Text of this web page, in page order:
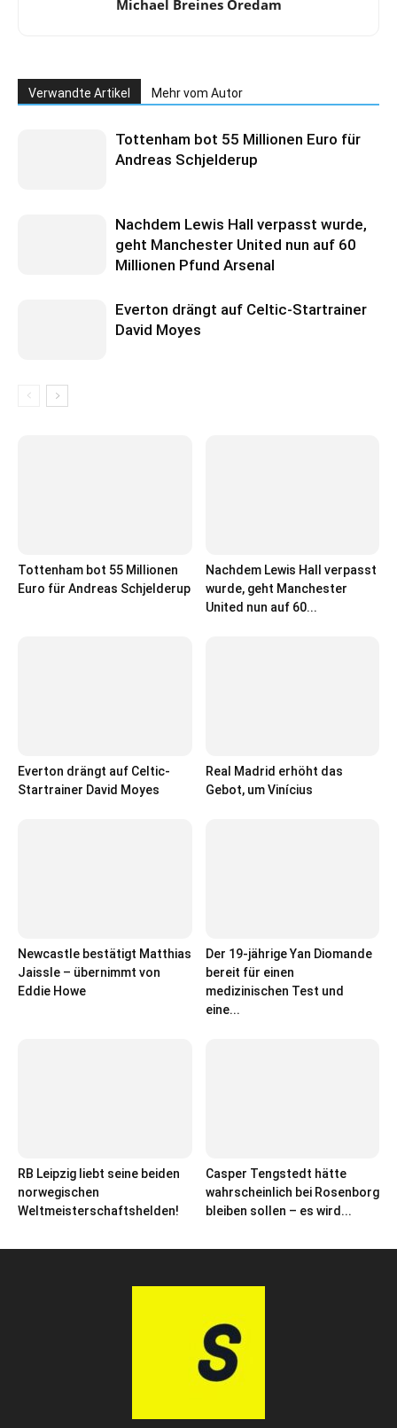
Michael Breines Oredam
Verwandte Artikel Mehr vom Autor
Tottenham bot 55 Millionen Euro für
Andreas Schjelderup
Nachdem Lewis Hall verpasst wurde,
geht Manchester United nun auf 60
Millionen Pfund Arsenal
Everton drängt auf Celtic-Startrainer
David Moyes
Tottenham bot 55 Millionen
Euro für Andreas Schjelderup
Nachdem Lewis Hall verpasst
wurde, geht Manchester
United nun auf 60...
Everton drängt auf Celtic-
Startrainer David Moyes
Real Madrid erhöht das
Gebot, um Vinícius
Newcastle bestätigt Matthias
Jaissle – übernimmt von
Eddie Howe
Der 19-jährige Yan Diomande
bereit für einen
medizinischen Test und
eine...
RB Leipzig liebt seine beiden
norwegischen
Weltmeisterschaftshelden!
Casper Tengstedt hätte
wahrscheinlich bei Rosenborg
bleiben sollen – es wird...